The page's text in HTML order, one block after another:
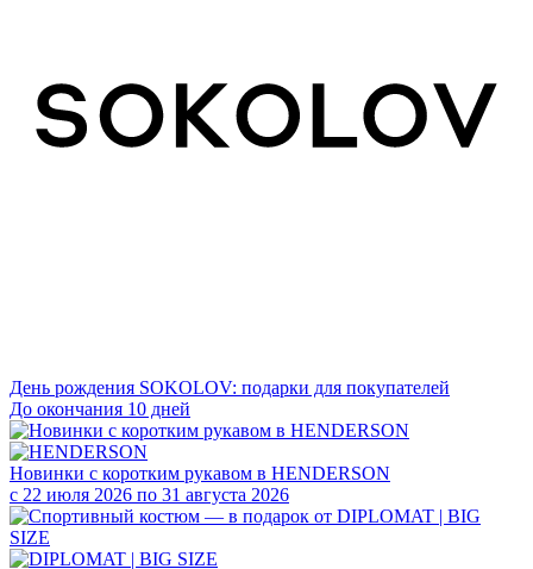
День рождения SOKOLOV: подарки для покупателей
До окончания 10 дней
Новинки с коротким рукавом в HENDERSON
с 22 июля 2026 по 31 августа 2026